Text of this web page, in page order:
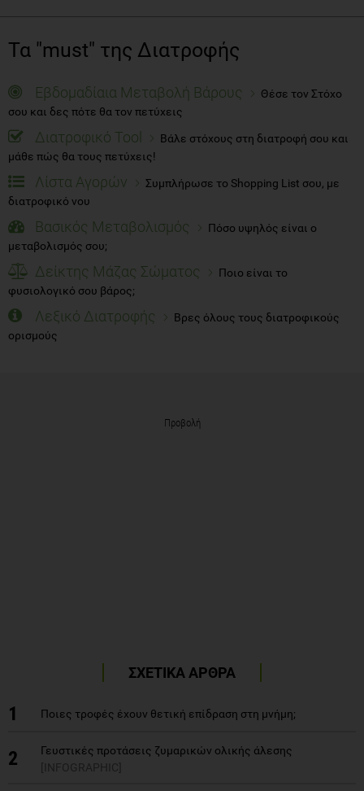
Τα "must" της Διατροφής
Εβδομαδίαια Μεταβολή Βάρους
Θέσε τον Στόχο
σου και δες πότε θα τον πετύχεις
Διατροφικό Tool
Βάλε στόχους στη διατροφή σου και
μάθε πώς θα τους πετύχεις!
Λίστα Αγορών
Συμπλήρωσε το Shopping List σου, με
διατροφικό νου
Βασικός Μεταβολισμός
Πόσο υψηλός είναι ο
μεταβολισμός σου;
Δείκτης Μάζας Σώματος
Ποιο είναι το
φυσιολογικό σου βάρος;
Λεξικό Διατροφής
Βρες όλους τους διατροφικούς
ορισμούς
Προβολή
ΣΧΕΤΙΚΑ ΑΡΘΡΑ
1 Ποιες τροφές έχουν θετική επίδραση στη μνήμη;
2
Γευστικές προτάσεις ζυμαρικών ολικής άλεσης
[INFOGRAPHIC]